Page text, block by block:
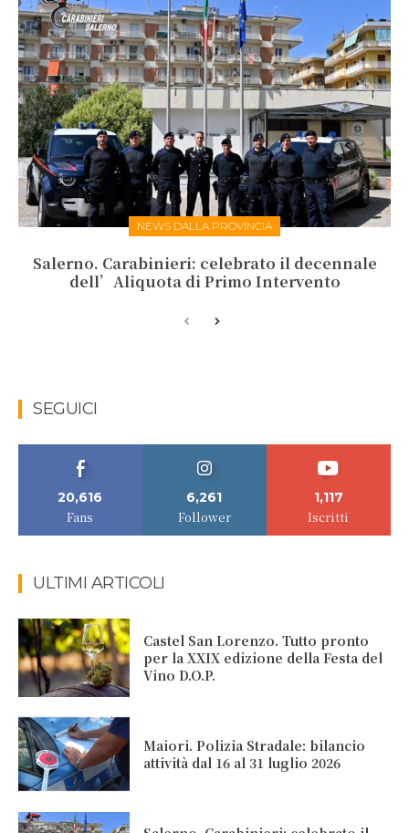
NEWS DALLA PROVINCIA
Salerno. Carabinieri: celebrato il decennale
dell’Aliquota di Primo Intervento
SEGUICI
20,616
Fans
6,261
Follower
1,117
Iscritti
ULTIMI ARTICOLI
Castel San Lorenzo. Tutto pronto
per la XXIX edizione della Festa del
Vino D.O.P.
Maiori. Polizia Stradale: bilancio
attività dal 16 al 31 luglio 2026